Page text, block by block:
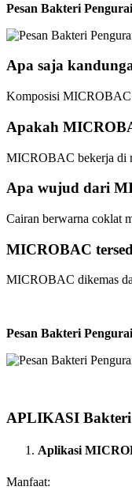
Pesan Bakteri
Apa saja
Komposisi MICROBAC
Apakah
MICROBAC bekerja di
Apa wujud dari
Cairan berwarna coklat
MICROBAC
MICROBAC dikemas
Pesan Bakteri
APLIKASI
Aplikasi
Manfaat: